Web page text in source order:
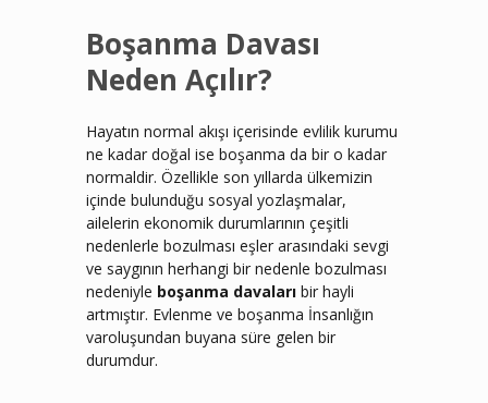
Boşanma Davası
Neden Açılır?
Hayatın normal akışı içerisinde evlilik kurumu
ne kadar doğal ise boşanma da bir o kadar
normaldir. Özellikle son yıllarda ülkemizin
içinde bulunduğu sosyal yozlaşmalar,
ailelerin ekonomik durumlarının çeşitli
nedenlerle bozulması eşler arasındaki sevgi
ve saygının herhangi bir nedenle bozulması
nedeniyle boşanma davaları bir hayli
artmıştır. Evlenme ve boşanma İnsanlığın
varoluşundan buyana süre gelen bir
durumdur.